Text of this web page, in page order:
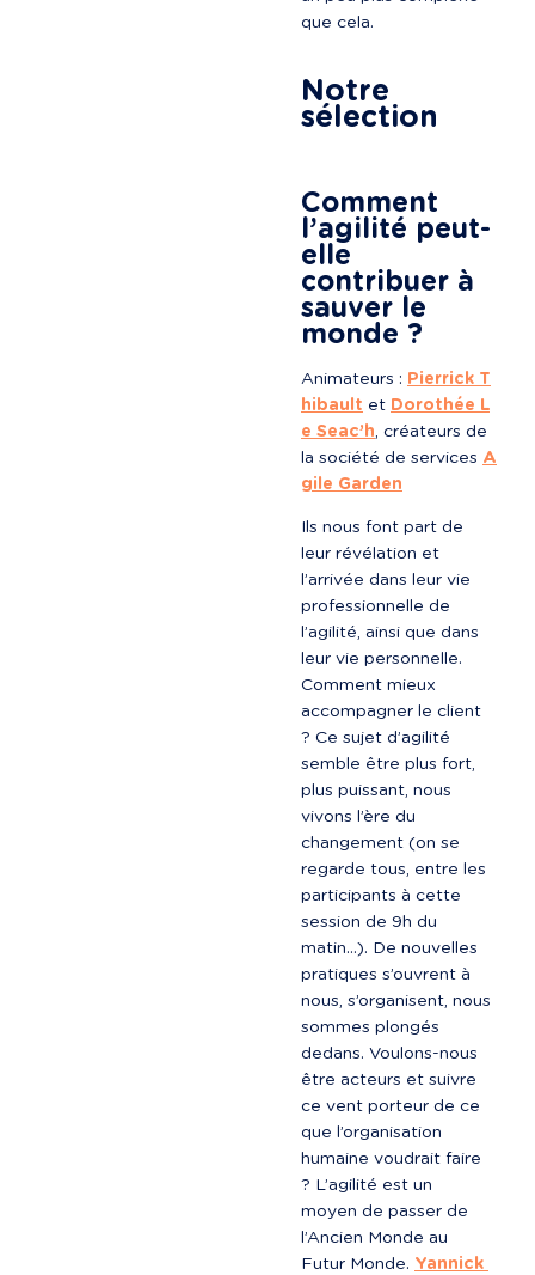
que cela.
Notre
sélection
Comment
l’agilité peut-
elle
contribuer à
sauver le
monde ?
Animateurs : Pierrick T
hibault et Dorothée L
e Seac’h, créateurs de
la société de services A
gile Garden
Ils nous font part de
leur révélation et
l’arrivée dans leur vie
professionnelle de
l’agilité, ainsi que dans
leur vie personnelle.
Comment mieux
accompagner le client
? Ce sujet d’agilité
semble être plus fort,
plus puissant, nous
vivons l’ère du
changement (on se
regarde tous, entre les
participants à cette
session de 9h du
matin…). De nouvelles
pratiques s’ouvrent à
nous, s’organisent, nous
sommes plongés
dedans. Voulons-nous
être acteurs et suivre
ce vent porteur de ce
que l’organisation
humaine voudrait faire
? L’agilité est un
moyen de passer de
l’Ancien Monde au
Futur Monde. Yannick